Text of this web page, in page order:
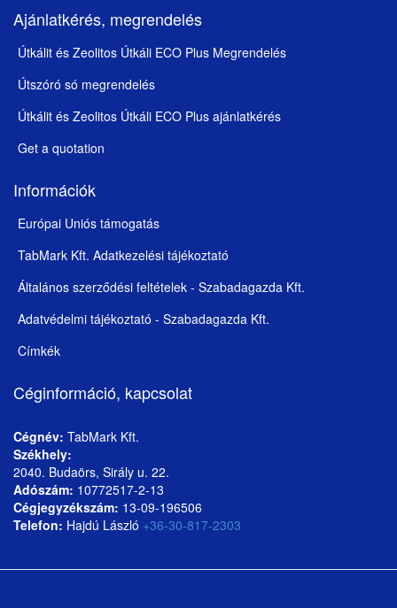
Ajánlatkérés, megrendelés
Útkálit és Zeolitos Útkáli ECO Plus Megrendelés
Útszóró só megrendelés
Útkálit és Zeolitos Útkáli ECO Plus ajánlatkérés
Get a quotation
Információk
Európai Uniós támogatás
TabMark Kft. Adatkezelési tájékoztató
Általános szerződési feltételek - Szabadagazda Kft.
Adatvédelmi tájékoztató - Szabadagazda Kft.
Címkék
Céginformáció, kapcsolat
Cégnév: TabMark Kft.
Székhely:
2040. Budaörs, Sirály u. 22.
Adószám: 10772517-2-13
Cégjegyzékszám: 13-09-196506
Telefon: Hajdú László +36-30-817-2303